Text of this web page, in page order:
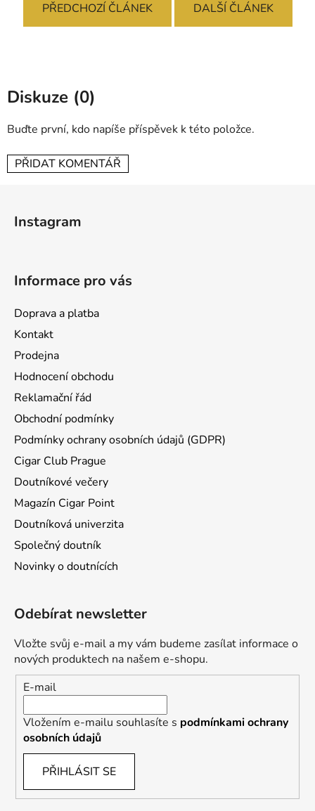
PŘEDCHOZÍ ČLÁNEK DALŠÍ ČLÁNEK
Diskuze (0)
Buďte první, kdo napíše příspěvek k této položce.
PŘIDAT KOMENTÁŘ
Instagram
Informace pro vás
Doprava a platba
Kontakt
Prodejna
Hodnocení obchodu
Reklamační řád
Obchodní podmínky
Podmínky ochrany osobních údajů (GDPR)
Cigar Club Prague
Doutníkové večery
Magazín Cigar Point
Doutníková univerzita
Společný doutník
Novinky o doutnících
Odebírat newsletter
Vložte svůj e-mail a my vám budeme zasílat informace o
nových produktech na našem e-shopu.
E-mail
Vložením e-mailu souhlasíte s podmínkami ochrany
osobních údajů
PŘIHLÁSIT SE